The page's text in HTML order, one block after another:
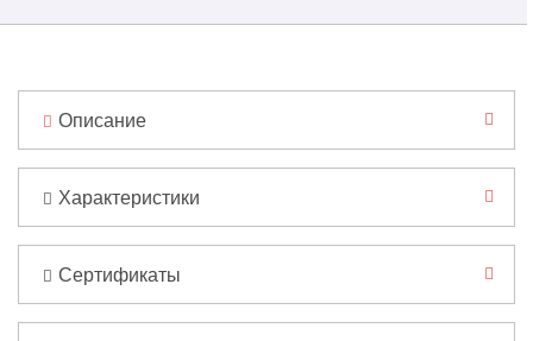
Описание
Характеристики
Сертификаты